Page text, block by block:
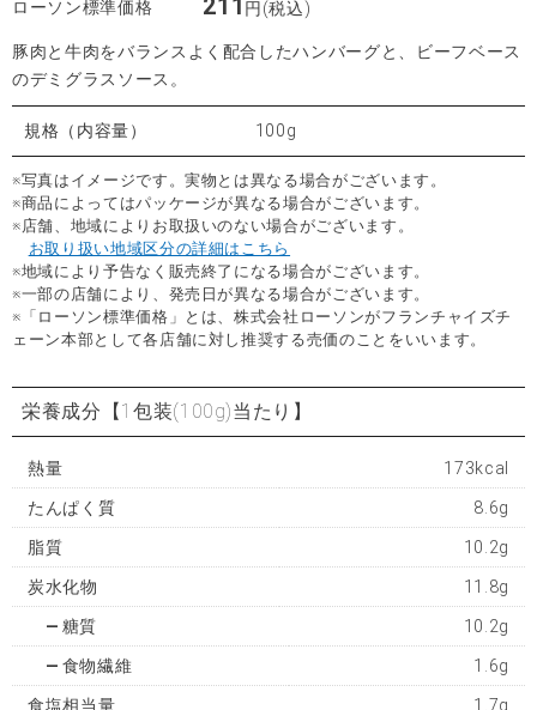
ローソン標準価格 211 円(税込)
豚肉と牛肉をバランスよく配合したハンバーグと、ビーフベース
のデミグラスソース。
規格（内容量） 100g
※写真はイメージです。実物とは異なる場合がございます。
※商品によってはパッケージが異なる場合がございます。
※店舗、地域によりお取扱いのない場合がございます。
お取り扱い地域区分の詳細はこちら
※地域により予告なく販売終了になる場合がございます。
※一部の店舗により、発売日が異なる場合がございます。
※「ローソン標準価格」とは、株式会社ローソンがフランチャイズチ
ェーン本部として各店舗に対し推奨する売価のことをいいます。
栄養成分 【1包装(100g)当たり】
熱量 173kcal
たんぱく質 8.6g
脂質 10.2g
炭水化物 11.8g
糖質 10.2g
食物繊維 1.6g
食塩相当量 1.7g